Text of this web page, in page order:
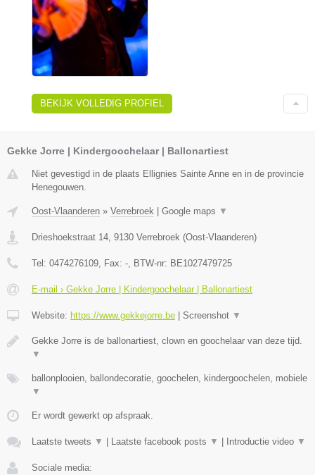
BEKIJK VOLLEDIG PROFIEL
Gekke Jorre | Kindergoochelaar | Ballonartiest
Niet gevestigd in de plaats Ellignies Sainte Anne en in de provincie
Henegouwen.
Oost-Vlaanderen » Verrebroek Google maps ▼
Drieshoekstraat 14, 9130 Verrebroek (Oost-Vlaanderen)
Tel: 0474276109, Fax: -, BTW-nr: BE1027479725
E-mail › Gekke Jorre | Kindergoochelaar | Ballonartiest
Website: https://www.gekkejorre.be Screenshot ▼
Gekke Jorre is de ballonartiest, clown en goochelaar van deze tijd.
▼
ballonplooien, ballondecoratie, goochelen, kindergoochelen, mobiele
▼
Er wordt gewerkt op afspraak.
Laatste tweets ▼ Laatste facebook posts ▼ Introductie video ▼
Sociale media: